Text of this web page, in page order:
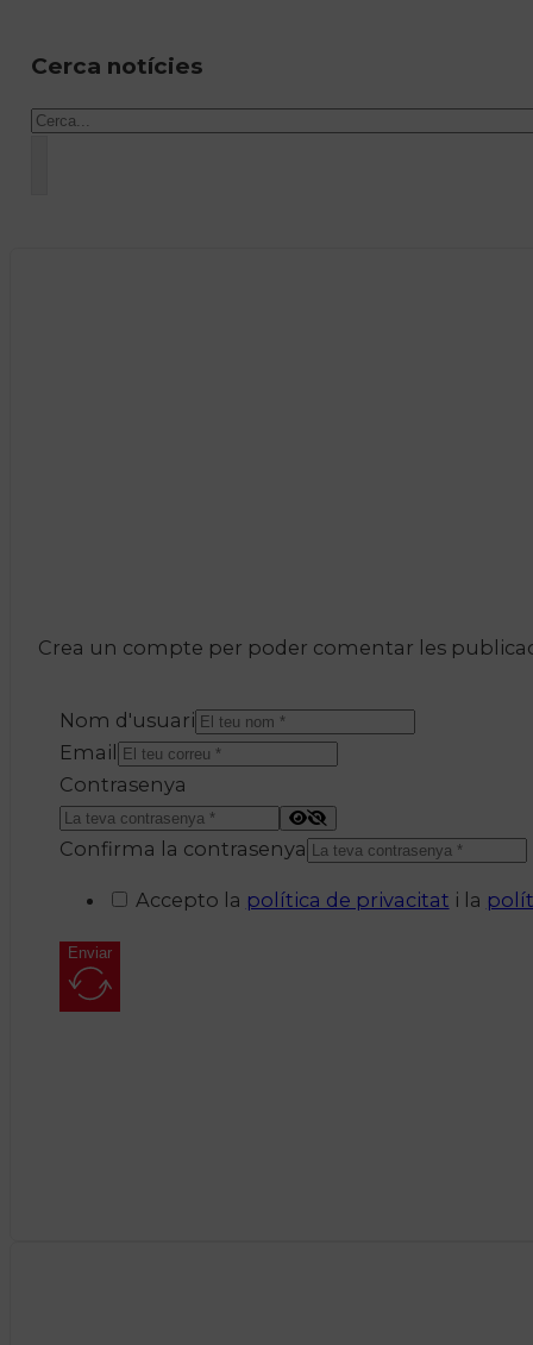
Cerca notícies
Cercar
Crea un compte per poder comentar les
Nom d'usuari
Email
Contrasenya
Confirma la contrasenya
Accepto la política de privacitat i la
Enviar